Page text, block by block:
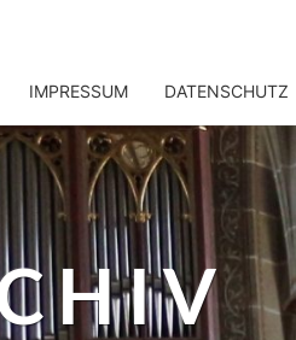
IMPRESSUM DATENSCHUTZ